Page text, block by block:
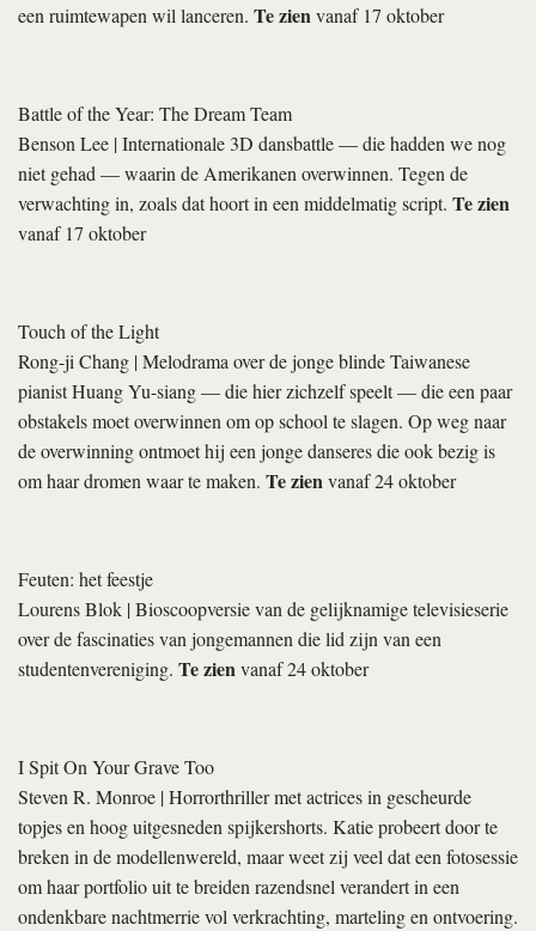
een ruimtewapen wil lanceren. Te zienvanaf 17 oktober
Battle of the Year: The Dream Team
Benson Lee | Internationale 3D dansbattle — die hadden we nog
niet gehad — waarin de Amerikanen overwinnen. Tegen de
verwachting in, zoals dat hoort in een middelmatig script. Te zien
vanaf 17 oktober
Touch of the Light
Rong-ji Chang | Melodrama over de jonge blinde Taiwanese
pianist Huang Yu-siang — die hier zichzelf speelt — die een paar
obstakels moet overwinnen om op school te slagen. Op weg naar
de overwinning ontmoet hij een jonge danseres die ook bezig is
om haar dromen waar te maken. Te zienvanaf 24 oktober
Feuten: het feestje
Lourens Blok | Bioscoopversie van de gelijknamige televisieserie
over de fascinaties van jongemannen die lid zijn van een
studentenvereniging. Te zienvanaf 24 oktober
I Spit On Your Grave Too
Steven R. Monroe | Horrorthriller met actrices in gescheurde
topjes en hoog uitgesneden spijkershorts. Katie probeert door te
breken in de modellenwereld, maar weet zij veel dat een fotosessie
om haar portfolio uit te breiden razendsnel verandert in een
ondenkbare nachtmerrie vol verkrachting, marteling en ontvoering.